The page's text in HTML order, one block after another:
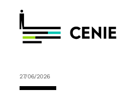
27/06/2026